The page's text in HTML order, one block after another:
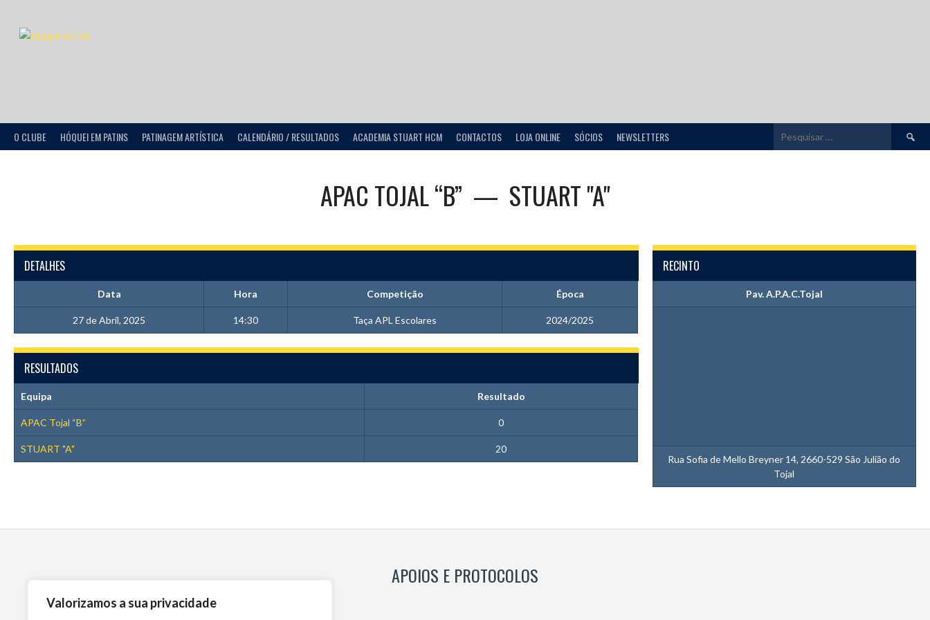
Valorizamos a sua privacidade
O CLUBE HÓQUEI EM PATINS PATINAGEM ARTÍSTICA CALENDÁRIO / RESULTADOS ACADEMIA STUART HCM CONTACTOS LOJA ONLINE SÓCIOS NEWSLETTERS
por:
APAC TOJAL “B” — STUART "A"
DETALHES
Data Hora Competição Época
27 de Abril, 2025 14:30 Taça APL Escolares 2024/2025
RECINTO
Pav. A.P.A.C.Tojal
Rua Sofia de Mello Breyner 14, 2660-529 São Julião do
Tojal
RESULTADOS
Equipa Resultado
APAC Tojal “B” 0
STUART "A" 20
APOIOS E PROTOCOLOS